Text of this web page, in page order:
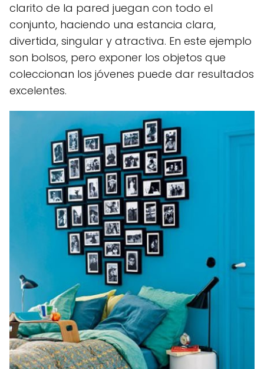
clarito de la pared juegan con todo el
conjunto, haciendo una estancia clara,
divertida, singular y atractiva. En este ejemplo
son bolsos, pero exponer los objetos que
coleccionan los jóvenes puede dar resultados
excelentes.